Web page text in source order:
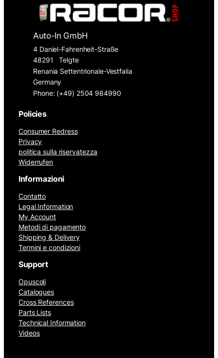
Auto-In GmbH
4 Daniel-Fahrenheit-Straße
48291
Telgte
Renania Settentrionale-Vestfalia
Germany
Phone: (+49) 2504 984990
Policies
Consumer Redress
Privacy
politica sulla riservatezza
Widerrufen
Informazioni
Contatto
Legal Information
My Account
Metodi di pagamento
Shipping & Delivery
Termini e condizioni
Support
Opuscoli
Catalogues
Cross References
Parts Lists
Technical Information
Videos